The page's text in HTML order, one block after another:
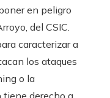
en peligro
del CSIC.
caracterizar a
los ataques
o la